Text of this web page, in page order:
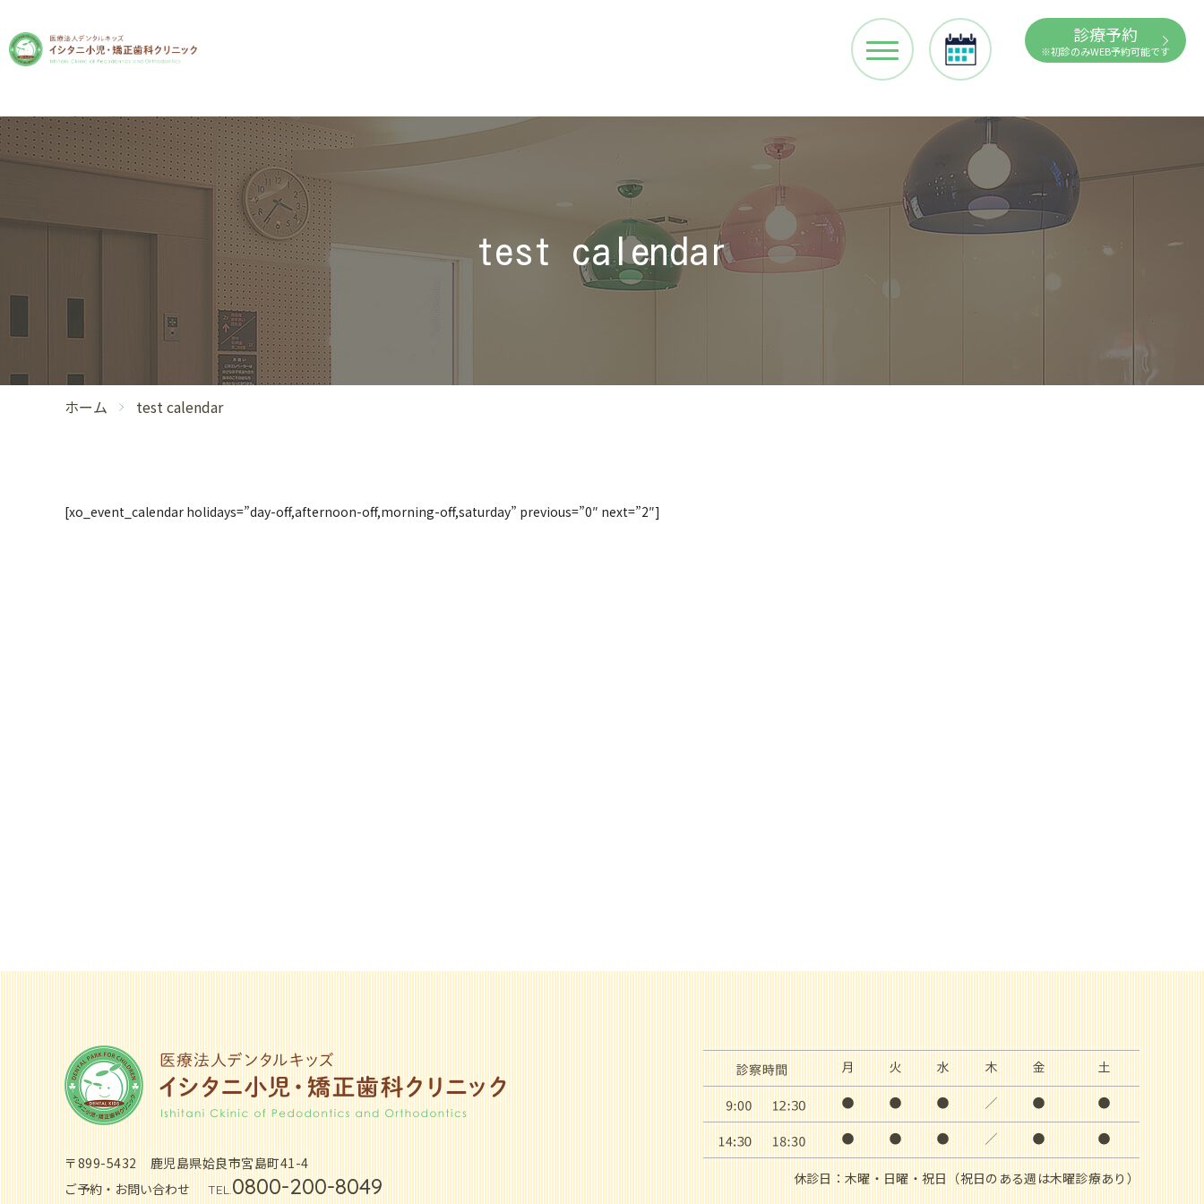
診療予約
※初診のみWEB予約可能です
test calendar
ホーム test calendar
[xo_event_calendar holidays=”day-off,afternoon-off,morning-off,saturday” previous=”0″ next=”2″]
〒899-5432
鹿児島県姶良市宮島町41-4
ご予約・お問い合わせ
TEL.0800-200-8049 休診日：木曜・日曜・祝日 （祝日のある週は木曜診療あり）